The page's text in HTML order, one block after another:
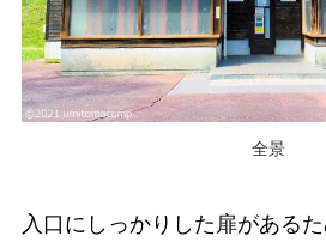
全景
入口にしっかりした扉がある